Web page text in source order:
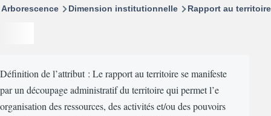
Fil
Arborescence Dimension institutionnelle Rapport au territoire
Définition de l’attribut : Le rapport au territoire se manifeste
par un découpage administratif du territoire qui permet l’e
organisation des ressources, des activités et/ou des pouvoirs